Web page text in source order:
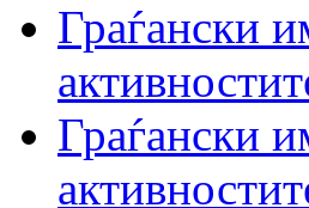
Граѓански
Граѓански